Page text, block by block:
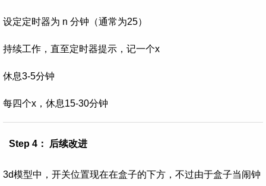
设定定时器为 n 分钟（通常为25）
持续工作，直至定时器提示，记一个x
休息3-5分钟
每四个x，休息15-30分钟
Step 4： 后续改进
3d模型中，开关位置现在在盒子的下方，不过由于盒子当闹钟